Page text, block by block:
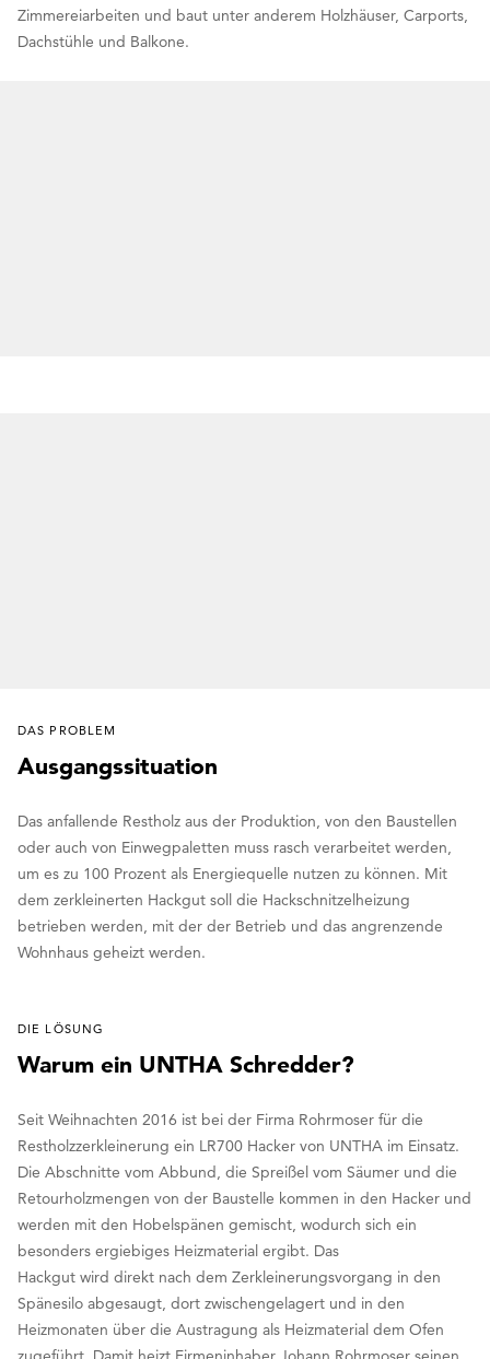
Zimmereiarbeiten und baut unter anderem Holzhäuser, Carports,
Dachstühle und Balkone.
DAS PROBLEM
Ausgangssituation
Das anfallende Restholz aus der Produktion, von den Baustellen
oder auch von Einwegpaletten muss rasch verarbeitet werden,
um es zu 100 Prozent als Energiequelle nutzen zu können. Mit
dem zerkleinerten Hackgut soll die Hackschnitzelheizung
betrieben werden, mit der der Betrieb und das angrenzende
Wohnhaus geheizt werden.
DIE LÖSUNG
Warum ein UNTHA Schredder?
Seit Weihnachten 2016 ist bei der Firma Rohrmoser für die
Restholzzerkleinerung ein LR700 Hacker von UNTHA im Einsatz.
Die Abschnitte vom Abbund, die Spreißel vom Säumer und die
Retourholzmengen von der Baustelle kommen in den Hacker und
werden mit den Hobelspänen gemischt, wodurch sich ein
besonders ergiebiges Heizmaterial ergibt. Das
Hackgut wird direkt nach dem Zerkleinerungsvorgang in den
Spänesilo abgesaugt, dort zwischengelagert und in den
Heizmonaten über die Austragung als Heizmaterial dem Ofen